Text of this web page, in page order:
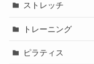
ストレッチ
トレーニング
ピラティス